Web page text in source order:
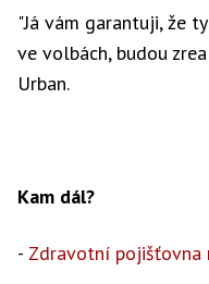
"Já vám garantuji, že
ve volbách, budou
Urban.
Kam dál?
- Zdravotní pojišťovna